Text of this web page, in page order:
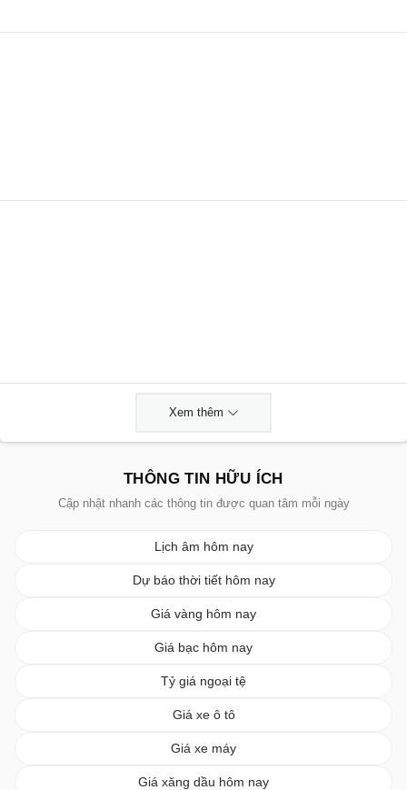
Xem thêm
THÔNG TIN HỮU ÍCH
Cập nhật nhanh các thông tin được quan tâm mỗi ngày
Lịch âm hôm nay
Dự báo thời tiết hôm nay
Giá vàng hôm nay
Giá bạc hôm nay
Tỷ giá ngoại tệ
Giá xe ô tô
Giá xe máy
Giá xăng dầu hôm nay